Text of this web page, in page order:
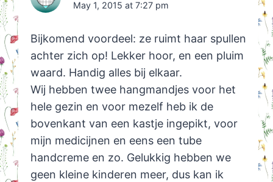
May 1, 2015 at 7:27 pm
Bijkomend voordeel: ze ruimt haar spullen
achter zich op! Lekker hoor, en een pluim
waard. Handig alles bij elkaar.
Wij hebben twee hangmandjes voor het
hele gezin en voor mezelf heb ik de
bovenkant van een kastje ingepikt, voor
mijn medicijnen en eens een tube
handcreme en zo. Gelukkig hebben we
geen kleine kinderen meer, dus kan ik